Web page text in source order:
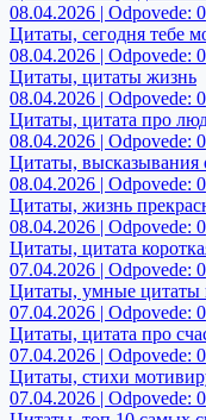
08.04.2026 | Odpovede: 0
Цитаты, сегодня тебе
08.04.2026 | Odpovede: 0
Цитаты, цитаты жизнь
08.04.2026 | Odpovede: 0
Цитаты, цитата про
08.04.2026 | Odpovede: 0
Цитаты, высказывания
08.04.2026 | Odpovede: 0
Цитаты, жизнь
08.04.2026 | Odpovede: 0
Цитаты, цитата
07.04.2026 | Odpovede: 0
Цитаты, умные цитаты
07.04.2026 | Odpovede: 0
Цитаты, цитата про
07.04.2026 | Odpovede: 0
Цитаты, стихи
07.04.2026 | Odpovede: 0